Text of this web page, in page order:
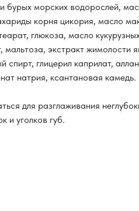
бурых морских водорослей,
корня цикория, масло
глюкоза, масло
мальтоза, экстракт жимолости
спирт, глицерил каприлат,
натрия, ксантановая камедь.
для разглаживания
и уголков губ.